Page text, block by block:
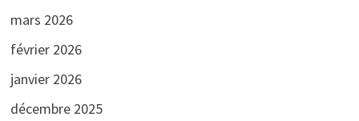
mars 2026
février 2026
janvier 2026
décembre 2025